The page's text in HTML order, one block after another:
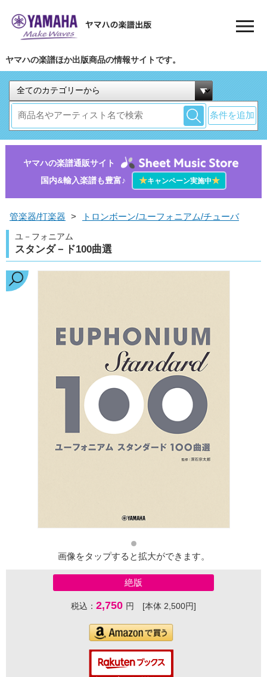
ヤマハの楽譜ほか出版商品の情報サイトです。
条件を追加
ヤマハの楽譜通販サイト
国内&輸入楽譜も豊富♪
★キャンペーン実施中★
管楽器/打楽器 > トロンボーン/ユーフォニアム/チューバ
ユ－フォニアム
スタンダ－ド100曲選
画像をタップすると拡大ができます。
絶版
税込： 2,750 円 [本体 2,500円]